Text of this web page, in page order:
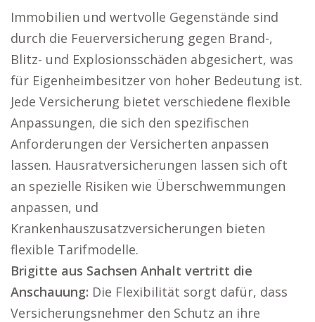
Immobilien und wertvolle Gegenstände sind
durch die Feuerversicherung gegen Brand-,
Blitz- und Explosionsschäden abgesichert, was
für Eigenheimbesitzer von hoher Bedeutung ist.
Jede Versicherung bietet verschiedene flexible
Anpassungen, die sich den spezifischen
Anforderungen der Versicherten anpassen
lassen. Hausratversicherungen lassen sich oft
an spezielle Risiken wie Überschwemmungen
anpassen, und
Krankenhauszusatzversicherungen bieten
flexible Tarifmodelle.
Brigitte aus Sachsen Anhalt vertritt die
Anschauung: Die Flexibilität sorgt dafür, dass
Versicherungsnehmer den Schutz an ihre